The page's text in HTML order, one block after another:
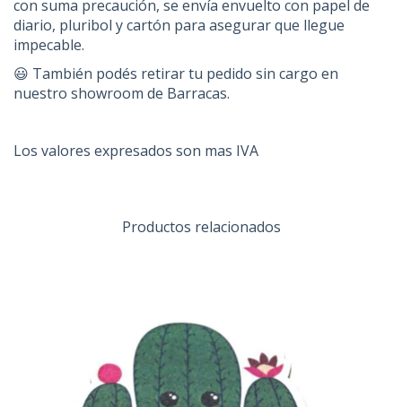
con suma precaución, se envía envuelto con papel de
diario, pluribol y cartón para asegurar que llegue
impecable.
😃 También podés retirar tu pedido sin cargo en
nuestro showroom de Barracas.
Los valores expresados son mas IVA
Productos relacionados